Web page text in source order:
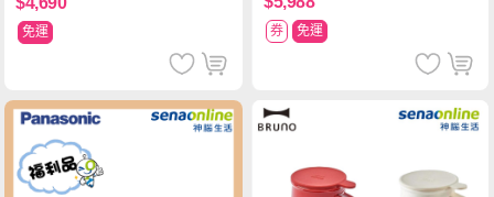
免運 券 免運